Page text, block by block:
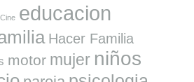
Cine educacion
Hacer Familia
motor mujer niños